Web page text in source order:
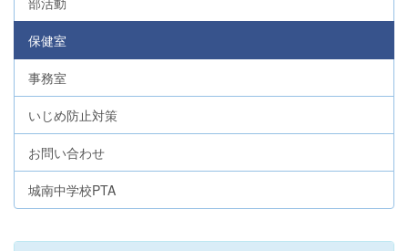
保健室
事務室
いじめ防止対策
お問い合わせ
城南中学校PTA